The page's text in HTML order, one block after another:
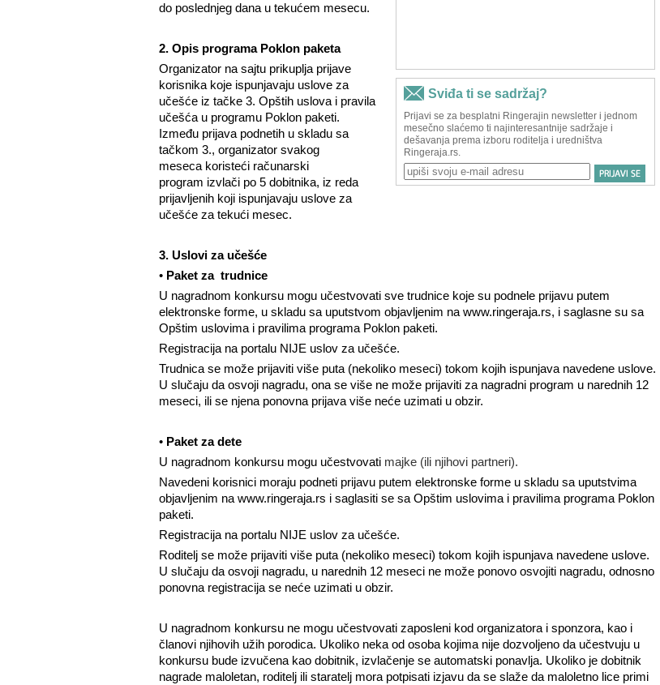
do poslednjeg dana u tekućem mesecu.
2. Opis programa Poklon paketa
Organizator na sajtu prikuplja prijave
korisnika koje ispunjavaju uslove za
učešće iz tačke 3. Opštih uslova i pravila
učešća u programu Poklon paketi.
Između prijava podnetih u skladu sa
tačkom 3., organizator svakog
meseca koristeći računarski
program izvlači po 5 dobitnika, iz reda
prijavljenih koji ispunjavaju uslove za
učešće za tekući mesec.
3. Uslovi za učešće
• Paket za trudnice
U nagradnom konkursu mogu učestvovati sve trudnice koje su podnele prijavu putem
elektronske forme, u skladu sa uputstvom objavljenim na www.ringeraja.rs, i saglasne su sa
Opštim uslovima i pravilima programa Poklon paketi.
Registracija na portalu NIJE uslov za učešće.
Trudnica se može prijaviti više puta (nekoliko meseci) tokom kojih ispunjava navedene uslove.
U slučaju da osvoji nagradu, ona se više ne može prijaviti za nagradni program u narednih 12
meseci, ili se njena ponovna prijava više neće uzimati u obzir.
• Paket za dete
U nagradnom konkursu mogu učestvovati majke (ili njihovi partneri).
Navedeni korisnici moraju podneti prijavu putem elektronske forme u skladu sa uputstvima
objavljenim na www.ringeraja.rs i saglasiti se sa Opštim uslovima i pravilima programa Poklon
paketi.
Registracija na portalu NIJE uslov za učešće.
Roditelj se može prijaviti više puta (nekoliko meseci) tokom kojih ispunjava navedene uslove.
U slučaju da osvoji nagradu, u narednih 12 meseci ne može ponovo osvojiti nagradu, odnosno
ponovna registracija se neće uzimati u obzir.
U nagradnom konkursu ne mogu učestvovati zaposleni kod organizatora i sponzora, kao i
članovi njihovih užih porodica. Ukoliko neka od osoba kojima nije dozvoljeno da učestvuju u
konkursu bude izvučena kao dobitnik, izvlačenje se automatski ponavlja. Ukoliko je dobitnik
nagrade maloletan, roditelj ili staratelj mora potpisati izjavu da se slaže da maloletno lice primi